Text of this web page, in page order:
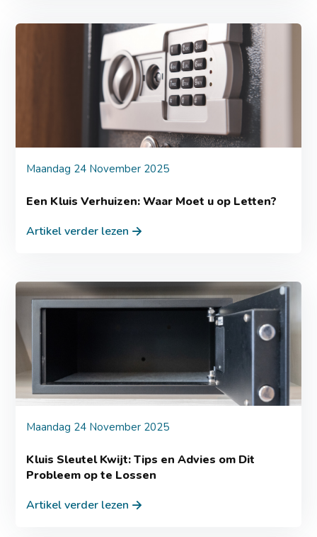
Maandag 24 November 2025
Een Kluis Verhuizen: Waar Moet u op Letten?
Artikel verder lezen
Maandag 24 November 2025
Kluis Sleutel Kwijt: Tips en Advies om Dit
Probleem op te Lossen
Artikel verder lezen